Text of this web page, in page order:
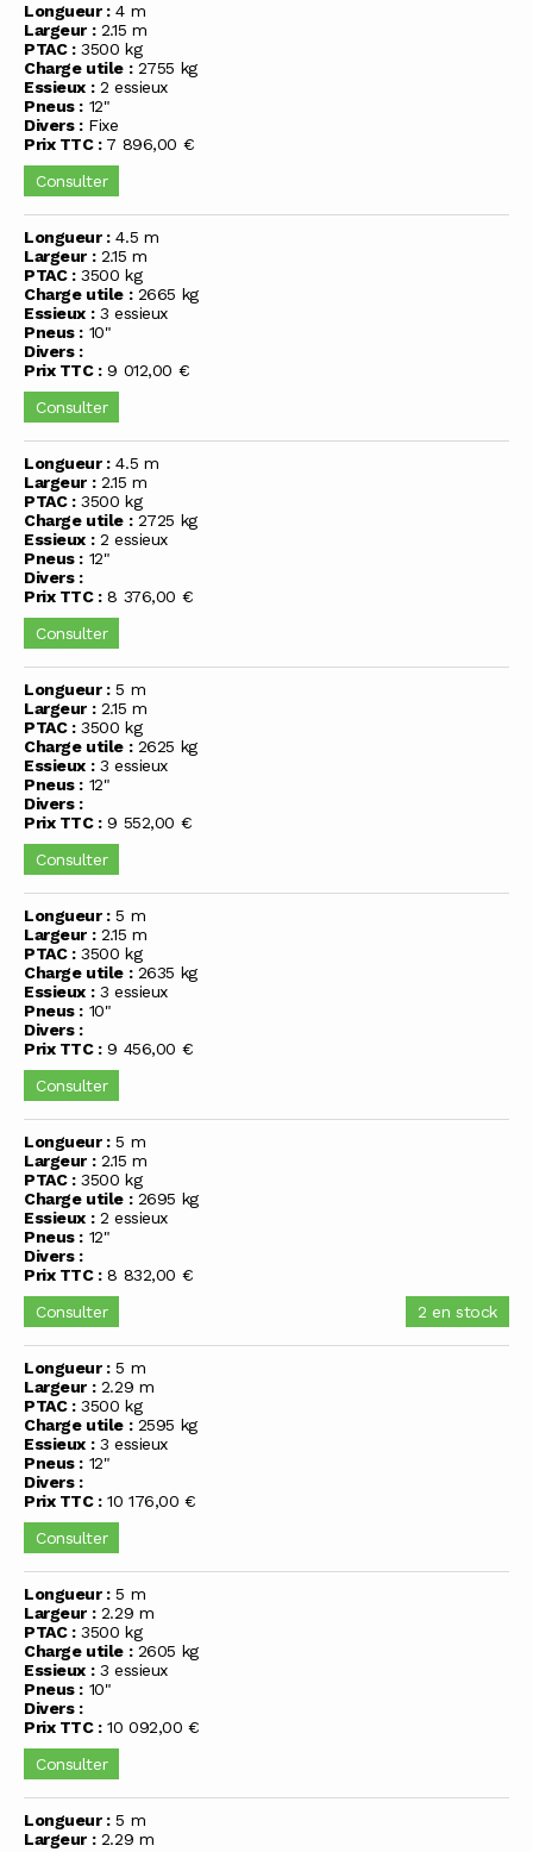
Longueur :4 m
Largeur :2.15 m
PTAC :3500 kg
Charge utile :2755 kg
Essieux :2 essieux
Pneus : 12"
Divers :Fixe
Prix TTC :7 896,00 €
Consulter
Longueur :4.5 m
Largeur :2.15 m
PTAC :3500 kg
Charge utile :2665 kg
Essieux :3 essieux
Pneus : 10"
Divers :
Prix TTC :9 012,00 €
Consulter
Longueur :4.5 m
Largeur :2.15 m
PTAC :3500 kg
Charge utile :2725 kg
Essieux :2 essieux
Pneus : 12"
Divers :
Prix TTC :8 376,00 €
Consulter
Longueur :5 m
Largeur :2.15 m
PTAC :3500 kg
Charge utile :2625 kg
Essieux :3 essieux
Pneus : 12"
Divers :
Prix TTC :9 552,00 €
Consulter
Longueur :5 m
Largeur :2.15 m
PTAC :3500 kg
Charge utile :2635 kg
Essieux :3 essieux
Pneus : 10"
Divers :
Prix TTC :9 456,00 €
Consulter
Longueur :5 m
Largeur :2.15 m
PTAC :3500 kg
Charge utile :2695 kg
Essieux :2 essieux
Pneus : 12"
Divers :
Prix TTC :8 832,00 €
Consulter
2 en stock
Longueur :5 m
Largeur :2.29 m
PTAC :3500 kg
Charge utile :2595 kg
Essieux :3 essieux
Pneus : 12"
Divers :
Prix TTC :10 176,00 €
Consulter
Longueur :5 m
Largeur :2.29 m
PTAC :3500 kg
Charge utile :2605 kg
Essieux :3 essieux
Pneus : 10"
Divers :
Prix TTC :10 092,00 €
Consulter
Longueur :5 m
Largeur :2.29 m